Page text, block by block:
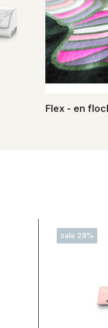
Flex - en
sale 28%